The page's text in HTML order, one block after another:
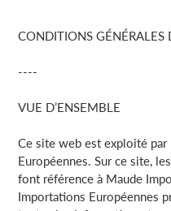
CONDITIONS GÉNÉRALES
----
VUE D’ENSEMBLE
Ce site web est exploité
Européennes. Sur ce site,
font référence à Maude
Importations Européennes